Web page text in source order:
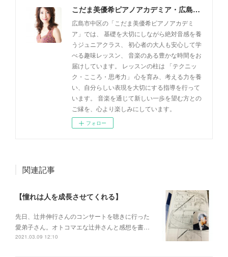
こだま美優希ピアノアカデミア・広島市中区
広島市中区の「こだま美優希ピアノアカデミ
ア」では、 基礎を大切にしながら絶対音感を養
うジュニアクラス、 初心者の大人も安心して学
べる趣味レッスン、 音楽のある豊かな時間をお
届けしています。 レッスンの柱は 「テクニッ
ク・こころ・思考力」 心を育み、考える力を養
い、自分らしい表現を大切にする指導を行って
います。 音楽を通じて新しい一歩を望む方との
ご縁を、心より楽しみにしています。
フォロー
関連記事
【憧れは人を成長させてくれる】
先日、辻井伸行さんのコンサートを 聴きに行った
愛弟子さん。 オトコマエな辻井さんと 感想を書…
2021.03.09 12:10